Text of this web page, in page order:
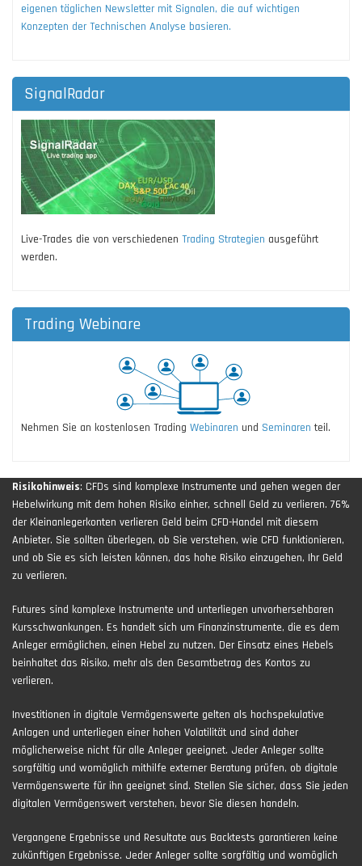
eigenen täglichen Newsletter mit Signalen, die auf wichtigen
Konzepten der Technischen Analyse basieren.
SignalRadar
Live-Trades die von verschiedenen Trading Strategien ausgeführt
werden.
Trading Webinare
Nehmen Sie an kostenlosen Trading Webinaren und Seminaren teil.
Risikohinweis: CFDs sind komplexe Instrumente und gehen wegen der
Hebelwirkung mit dem hohen Risiko einher, schnell Geld zu verlieren. 76%
der Kleinanlegerkonten verlieren Geld beim CFD-Handel mit diesem
Anbieter. Sie sollten überlegen, ob Sie verstehen, wie CFD funktionieren,
und ob Sie es sich leisten können, das hohe Risiko einzugehen, Ihr Geld
zu verlieren.
Futures sind komplexe Instrumente und unterliegen unvorhersehbaren
Kursschwankungen. Es handelt sich um Finanzinstrumente, die es dem
Anleger ermöglichen, einen Hebel zu nutzen. Der Einsatz eines Hebels
beinhaltet das Risiko, mehr als den Gesamtbetrag des Kontos zu
verlieren.
Investitionen in digitale Vermögenswerte gelten als hochspekulative
Anlagen und unterliegen einer hohen Volatilität und sind daher
möglicherweise nicht für alle Anleger geeignet. Jeder Anleger sollte
sorgfältig und womöglich mithilfe externer Beratung prüfen, ob digitale
Vermögenswerte für ihn geeignet sind. Stellen Sie sicher, dass Sie jeden
digitalen Vermögenswert verstehen, bevor Sie diesen handeln.
Vergangene Ergebnisse und Resultate aus Backtests garantieren keine
zukünftigen Ergebnisse. Jeder Anleger sollte sorgfältig und womöglich